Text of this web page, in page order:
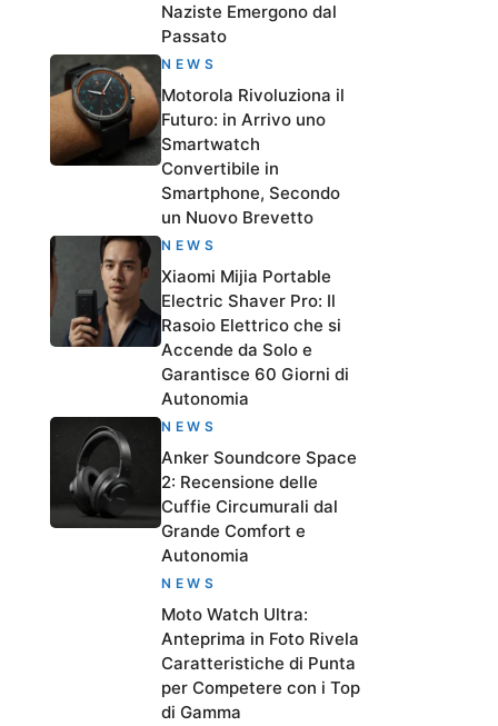
Naziste Emergono dal
Passato
NEWS
Motorola Rivoluziona il
Futuro: in Arrivo uno
Smartwatch
Convertibile in
Smartphone, Secondo
un Nuovo Brevetto
NEWS
Xiaomi Mijia Portable
Electric Shaver Pro: Il
Rasoio Elettrico che si
Accende da Solo e
Garantisce 60 Giorni di
Autonomia
NEWS
Anker Soundcore Space
2: Recensione delle
Cuffie Circumurali dal
Grande Comfort e
Autonomia
NEWS
Moto Watch Ultra:
Anteprima in Foto Rivela
Caratteristiche di Punta
per Competere con i Top
di Gamma